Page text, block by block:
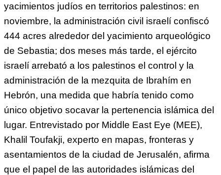
yacimientos judíos en territorios palestinos: en
noviembre, la administración civil israelí confiscó
444 acres alrededor del yacimiento arqueológico
de Sebastia; dos meses más tarde, el ejército
israelí arrebató a los palestinos el control y la
administración de la mezquita de Ibrahím en
Hebrón, una medida que habría tenido como
único objetivo socavar la pertenencia islámica del
lugar. Entrevistado por Middle East Eye (MEE),
Khalil Toufakji, experto en mapas, fronteras y
asentamientos de la ciudad de Jerusalén, afirma
que el papel de las autoridades islámicas del